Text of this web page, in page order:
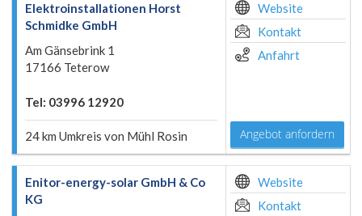
Elektroinstallationen Horst
Schmidke GmbH
Am Gänsebrink 1
17166 Teterow
Tel: 03996 12920
24 km Umkreis von Mühl Rosin
Website
Kontakt
Anfahrt
Angebot anfordern
Enitor-energy-solar GmbH & Co
KG
Website
Kontakt